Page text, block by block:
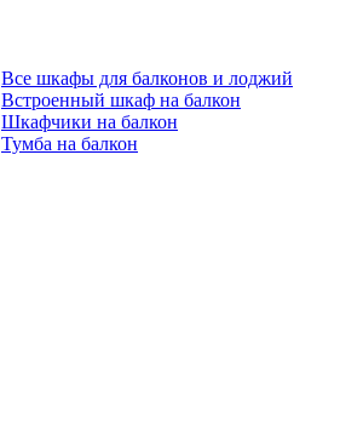
Все шкафы для балконов и лоджий
Встроенный шкаф на балкон
Шкафчики на балкон
Тумба на балкон